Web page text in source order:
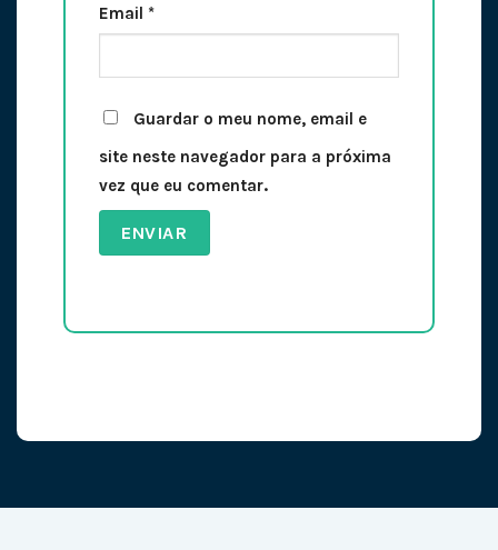
Email *
Guardar o meu nome, email e
site neste navegador para a próxima
vez que eu comentar.